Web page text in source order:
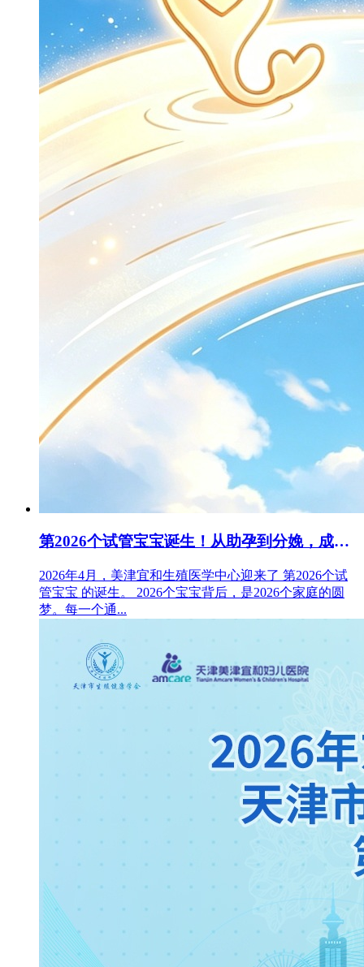
第2026个试管宝宝诞生！从助孕到分娩，成功关键是什么？
2026年4月，美津宜和生殖医学中心迎来了 第2026个试
管宝宝 的诞生。 2026个宝宝背后，是2026个家庭的圆
梦。每一个通...